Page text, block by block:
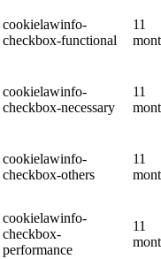
cookielawinfo-
checkbox-functional
11
cookielawinfo-
checkbox-necessary
11
cookielawinfo-
checkbox-others
11
cookielawinfo-
checkbox-
performance
11